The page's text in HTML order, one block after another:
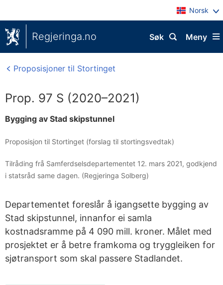
Norsk
Regjeringa.no Meny
Søk
Proposisjoner til Stortinget
Prop. 97 S (2020–2021)
Bygging av Stad skipstunnel
Proposisjon til Stortinget (forslag til stortingsvedtak)
Tilråding frå Samferdselsdepartementet 12. mars 2021, godkjend
i statsråd same dagen. (Regjeringa Solberg)
Departementet foreslår å igangsette bygging av
Stad skipstunnel, innanfor ei samla
kostnadsramme på 4 090 mill. kroner. Målet med
prosjektet er å betre framkoma og tryggleiken for
sjøtransport som skal passere Stadlandet.